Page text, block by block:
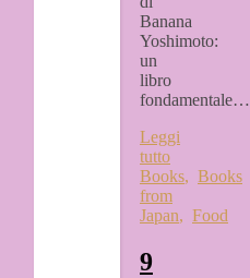
Banana
Yoshimoto:
un
libro
fondamentale…
Leggi
tutto
Books, Books
from
Japan, Food
9